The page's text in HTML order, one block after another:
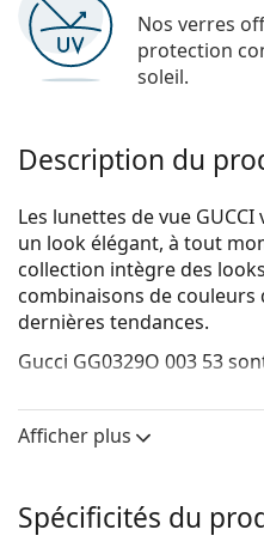
Nos verres
protection
soleil.
Description du
Les lunettes de vue
un look élégant, à tout
collection intègre des
combinaisons de couleurs
dernières tendances.
Gucci GG0329O 003 53
la fonction d'essai virtuel
La couleur noire de la
parfaitement avec tous
Afficher plus
Spécificités du